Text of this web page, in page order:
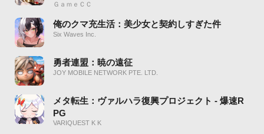
ＧａｍｅＣＣ
俺のクマ充生活：美少女と契約しすぎた件
Six Waves Inc.
勇者連盟：暁の遠征
JOY MOBILE NETWORK PTE. LTD.
メタ転生：ヴァルハラ復興プロジェクト - 爆速R
PG
VARIQUEST K K